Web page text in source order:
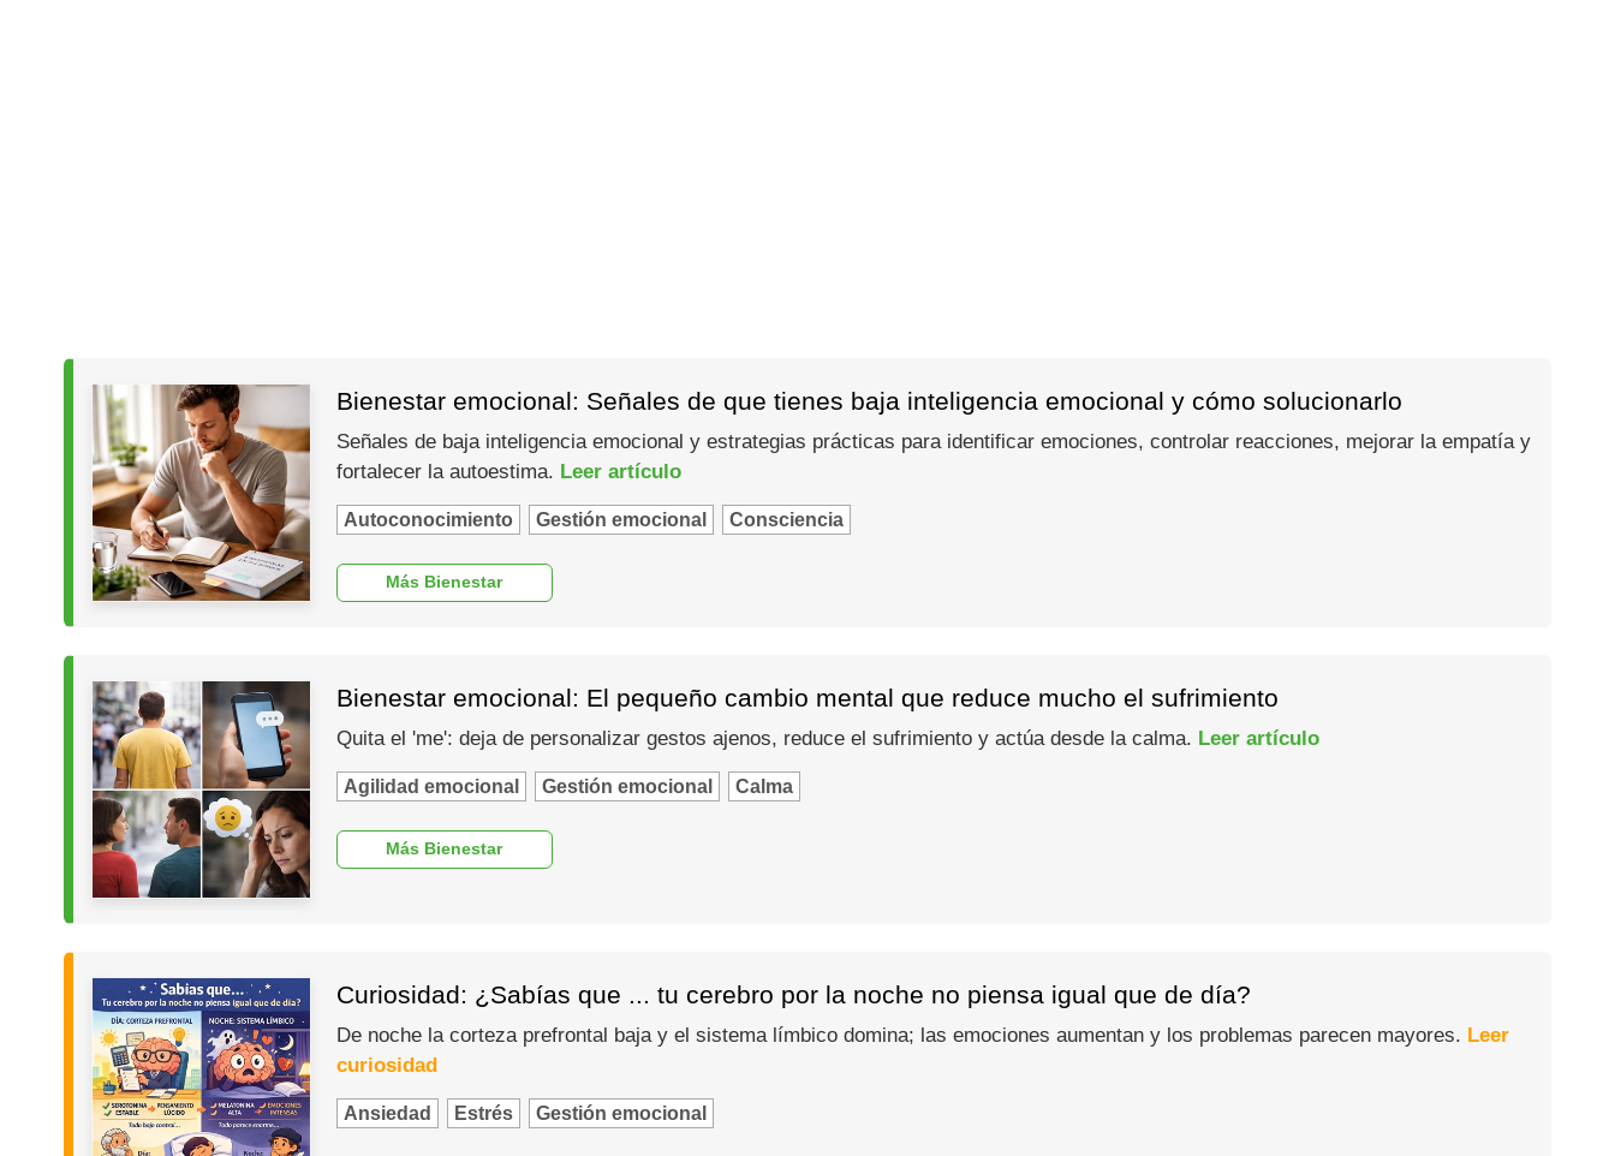
Bienestar emocional: Señales de que tienes baja inteligencia emocional y cómo solucionarlo
Señales de baja inteligencia emocional y estrategias prácticas para identificar emociones, controlar reacciones, mejorar la empatía y
fortalecer la autoestima. Leer artículo
Autoconocimiento Gestión emocional Consciencia
Más Bienestar
Bienestar emocional: El pequeño cambio mental que reduce mucho el sufrimiento
Quita el 'me': deja de personalizar gestos ajenos, reduce el sufrimiento y actúa desde la calma. Leer artículo
Agilidad emocional Gestión emocional Calma
Más Bienestar
Curiosidad: ¿Sabías que ... tu cerebro por la noche no piensa igual que de día?
De noche la corteza prefrontal baja y el sistema límbico domina; las emociones aumentan y los problemas parecen mayores. Leer
curiosidad
Ansiedad Estrés Gestión emocional